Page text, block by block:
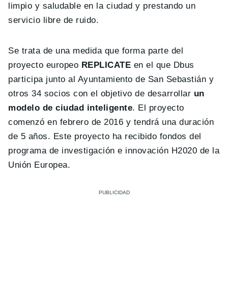
limpio y saludable en la ciudad y prestando un
servicio libre de ruido.
Se trata de una medida que forma parte del
proyecto europeo REPLICATE en el que Dbus
participa junto al Ayuntamiento de San Sebastián y
otros 34 socios con el objetivo de desarrollar un
modelo de ciudad inteligente. El proyecto
comenzó en febrero de 2016 y tendrá una duración
de 5 años. Este proyecto ha recibido fondos del
programa de investigación e innovación H2020 de la
Unión Europea.